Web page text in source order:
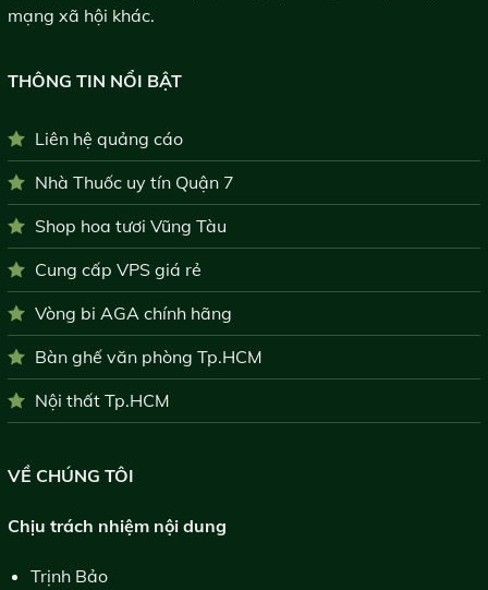
mạng xã hội khác.
THÔNG TIN NỔI BẬT
Liên hệ quảng cáo
Nhà Thuốc uy tín Quận 7
Shop hoa tươi Vũng Tàu
Cung cấp VPS giá rẻ
Vòng bi AGA chính hãng
Bàn ghế văn phòng Tp.HCM
Nội thất Tp.HCM
VỀ CHÚNG TÔI
Chịu trách nhiệm nội dung
Trịnh Bảo